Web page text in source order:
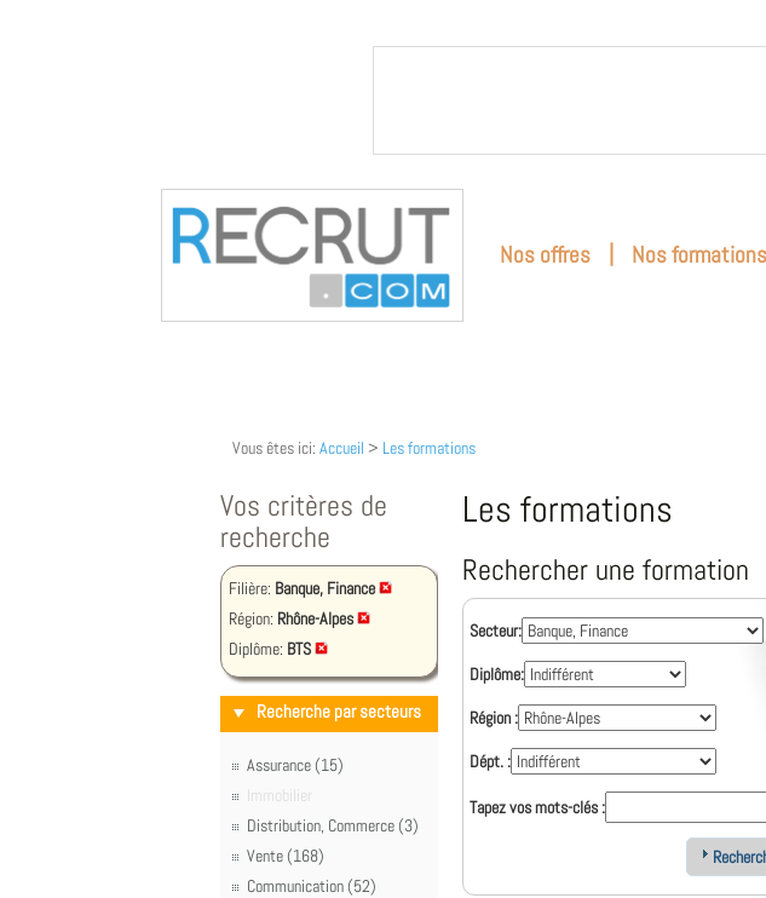
Nos offres | Nos formations
Vous êtes ici: Accueil > Les formations
Vos critères de
recherche
Filière: Banque, Finance
Région: Rhône-Alpes
Diplôme: BTS
Recherche par secteurs
Assurance (15)
Immobilier
Distribution, Commerce (3)
Vente (168)
Communication (52)
Les formations
Rechercher une formation
Secteur:
Diplôme:
Région :
Dépt. :
Tapez vos mots-clés :